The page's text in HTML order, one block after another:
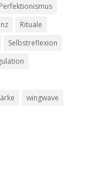
Perfektionismus
Rituale
Selbstreflexion
wingwave